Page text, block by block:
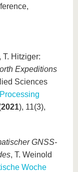
T. Hitziger:
Expeditions
Sciences
2021), 11(3),
GNSS-
, T. Weinold
Woche